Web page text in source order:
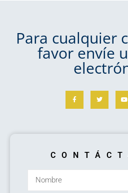
Para cualquier
favor envíe